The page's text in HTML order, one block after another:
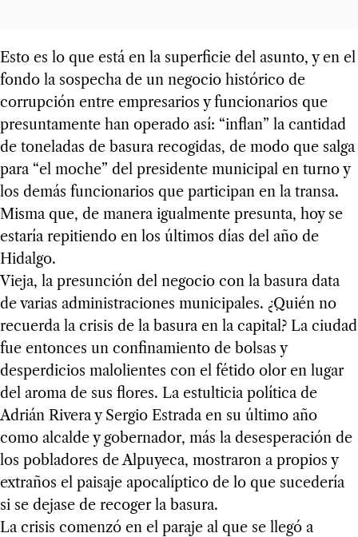
Esto es lo que está en la superficie del asunto, y en el
fondo la sospecha de un negocio histórico de
corrupción entre empresarios y funcionarios que
presuntamente han operado así: “inflan” la cantidad
de toneladas de basura recogidas, de modo que salga
para “el moche” del presidente municipal en turno y
los demás funcionarios que participan en la transa.
Misma que, de manera igualmente presunta, hoy se
estaría repitiendo en los últimos días del año de
Hidalgo.
Vieja, la presunción del negocio con la basura data
de varias administraciones municipales. ¿Quién no
recuerda la crisis de la basura en la capital? La ciudad
fue entonces un confinamiento de bolsas y
desperdicios malolientes con el fétido olor en lugar
del aroma de sus flores. La estulticia política de
Adrián Rivera y Sergio Estrada en su último año
como alcalde y gobernador, más la desesperación de
los pobladores de Alpuyeca, mostraron a propios y
extraños el paisaje apocalíptico de lo que sucedería
si se dejase de recoger la basura.
La crisis comenzó en el paraje al que se llegó a